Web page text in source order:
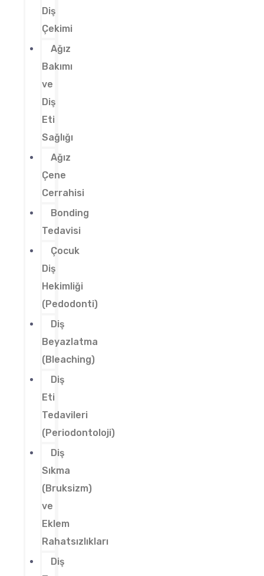
Diş
Çekimi
Ağız
Bakımı
ve
Diş
Eti
Sağlığı
Ağız
Çene
Cerrahisi
Bonding
Tedavisi
Çocuk
Diş
Hekimliği
(Pedodonti)
Diş
Beyazlatma
(Bleaching)
Diş
Eti
Tedavileri
(Periodontoloji)
Diş
Sıkma
(Bruksizm)
ve
Eklem
Rahatsızlıkları
Diş